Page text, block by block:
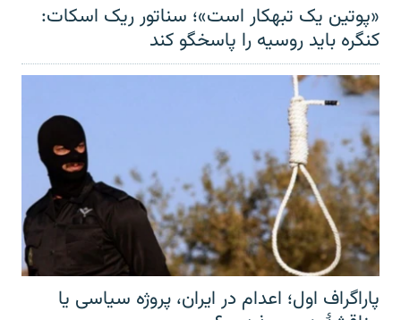
«پوتین یک تبهکار است»؛ سناتور ریک اسکات:
کنگره باید روسیه را پاسخگو کند
پاراگراف اول؛ اعدام در ایران، پروژه سیاسی یا